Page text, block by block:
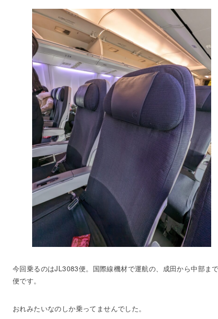
今回乗るのはJL3083便。国際線機材で運航の、成田から中部ま
便です。
おれみたいなのしか乗ってませんでした。